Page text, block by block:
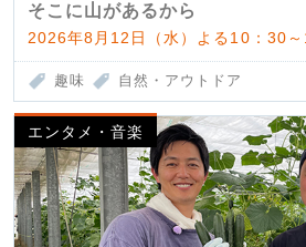
そこに山があるから
2026年8月12日（水）よる10：30
趣味 自然・アウトドア
エンタメ・音楽